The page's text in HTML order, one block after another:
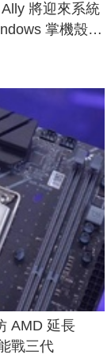
將迎來系統
掌機殼模
AMD 延長
戰三代